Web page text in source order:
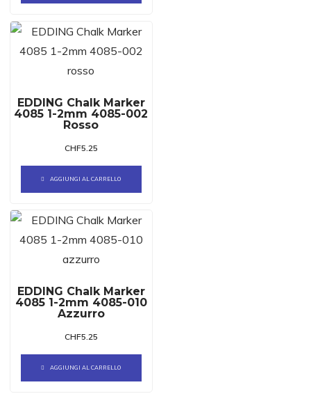
EDDING Chalk Marker
4085 1-2mm 4085-002
Rosso
CHF5.25
AGGIUNGI AL CARRELLO
EDDING Chalk Marker
4085 1-2mm 4085-010
Azzurro
CHF5.25
AGGIUNGI AL CARRELLO